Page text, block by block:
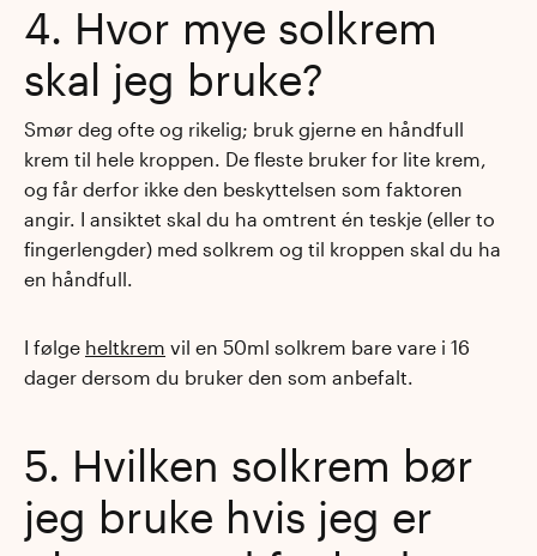
4. Hvor mye solkrem
skal jeg bruke?
Smør deg ofte og rikelig; bruk gjerne en håndfull
krem til hele kroppen. De fleste bruker for lite krem,
og får derfor ikke den beskyttelsen som faktoren
angir. I ansiktet skal du ha omtrent én teskje (eller to
fingerlengder) med solkrem og til kroppen skal du ha
en håndfull.
I følge heltkrem vil en 50ml solkrem bare vare i 16
dager dersom du bruker den som anbefalt.
5. Hvilken solkrem bør
jeg bruke hvis jeg er